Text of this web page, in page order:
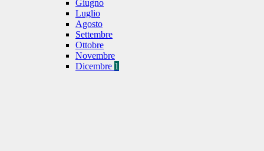
Giugno
Luglio
Agosto
Settembre
Ottobre
Novembre
Dicembre 1